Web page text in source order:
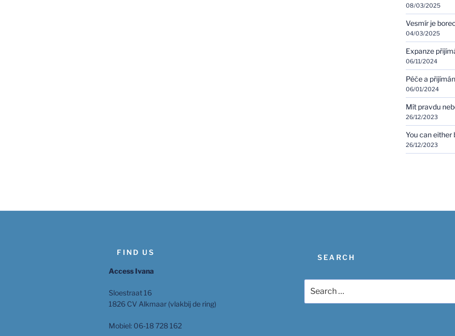
08/03/2025
Vesmír je borec
04/03/2025
Expanze
06/11/2024
Péče a
06/01/2024
Mít pravdu
26/12/2023
You can either
26/12/2023
FIND US
Access Ivana
Sloestraat 16
1826 CV Alkmaar (vlakbij de ring)
Mobiel: 06-18 728 162
SEARCH
for: